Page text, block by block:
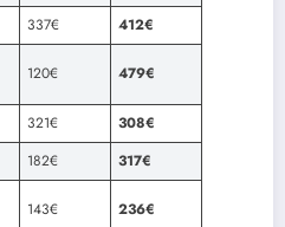
337€
412€
120€ 479€
321€
308€
182€
317€
143€ 236€